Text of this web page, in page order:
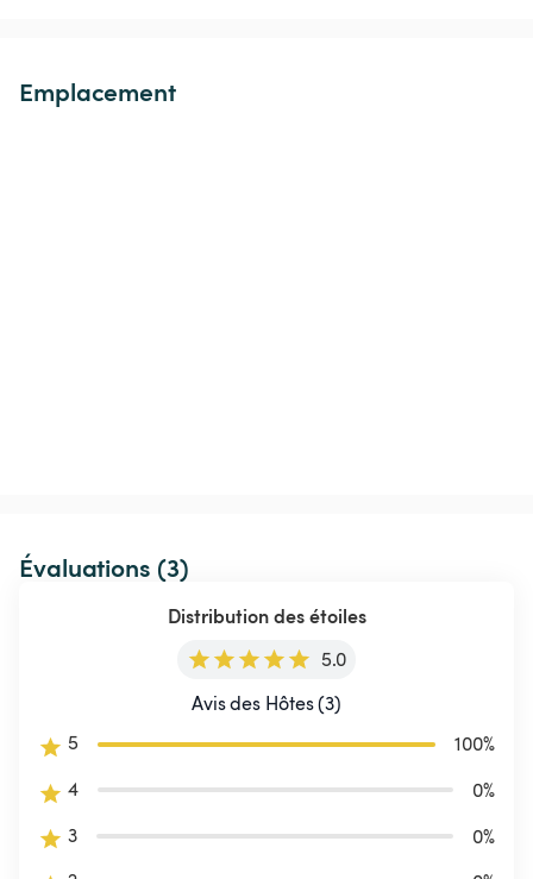
Emplacement
Évaluations (3)
Distribution des étoiles
5.0
Avis des Hôtes (3)
5
100%
4
0%
3
0%